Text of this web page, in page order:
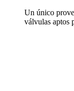
Un único
válvulas aptos